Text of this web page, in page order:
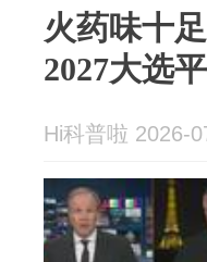
火药味十
2027大选
Hi科普啦 2026-